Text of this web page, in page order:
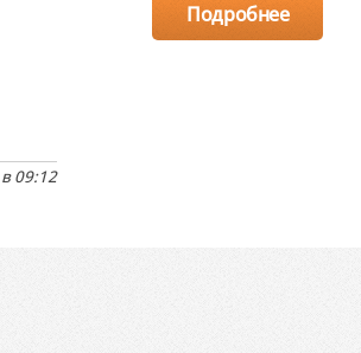
09:12
Подробнее